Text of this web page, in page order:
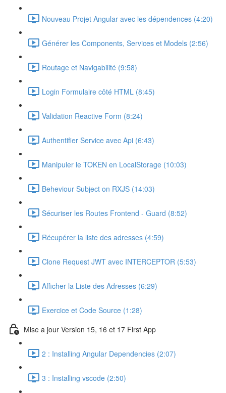
Nouveau Projet Angular avec les dépendences (4:20)
Générer les Components, Services et Models (2:56)
Routage et Navigabilité (9:58)
Login Formulaire côté HTML (8:45)
Validation Reactive Form (8:24)
Authentifier Service avec Api (6:43)
Manipuler le TOKEN en LocalStorage (10:03)
Beheviour Subject on RXJS (14:03)
Sécuriser les Routes Frontend - Guard (8:52)
Récupérer la liste des adresses (4:59)
Clone Request JWT avec INTERCEPTOR (5:53)
Afficher la Liste des Adresses (6:29)
Exercice et Code Source (1:28)
Mise a jour Version 15, 16 et 17 First App
2 : Installing Angular Dependencies (2:07)
3 : Installing vscode (2:50)